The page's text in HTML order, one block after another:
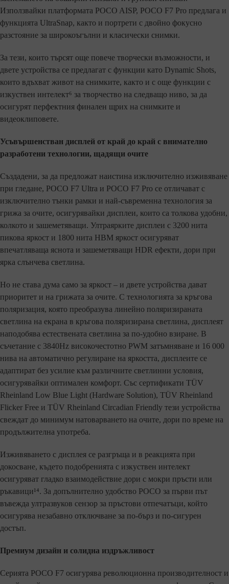
Използвайки платформата POCO AISP, POCO F7 Pro предлага и
функцията UltraSnap, както и портрети с двойно фокусно
разстояние за широкоъгълни и класически снимки.
За тези, които търсят още повече творчески възможности, и
двете устройства се предлагат с функции като Dynamic Shots,
които вдъхват живот на снимките, както и с още функции с
изкуствен интелект⁶ за творчество на следващо ниво, за да
осигурят перфектния финален щрих на снимките и
видеоклиповете.
Усъвършенстван дисплей от край до край с внимателно
разработени технологии, щадящи очите
Създадени, за да предложат наистина изключително изживяване
при гледане, POCO F7 Ultra и POCO F7 Pro се отличават с
изключително тънки рамки и най-съвременна технология за
грижа за очите, осигурявайки дисплеи, които са толкова удобни,
колкото и зашеметяващи. Ултраярките дисплеи с 3200 нита
пикова яркост и 1800 нита HBM яркост осигуряват
впечатляваща яснота и зашеметяващи HDR ефекти, дори при
ярка слънчева светлина.
Но не става дума само за яркост – и двете устройства дават
приоритет и на грижата за очите. С технологията за кръгова
поляризация, която преобразува линейно поляризираната
светлина на екрана в кръгова поляризирана светлина, дисплеят
наподобява естествената светлина за по-удобно взиране. В
съчетание с 3840Hz високочестотно PWM затъмняване и 16 000
нива на автоматично регулиране на яркостта, дисплеите се
адаптират без усилие към различните светлинни условия,
осигурявайки оптимален комфорт. Със сертификати TÜV
Rheinland Low Blue Light (Hardware Solution), TÜV Rheinland
Flicker Free и TÜV Rheinland Circadian Friendly тези устройства
свеждат до минимум натоварването на очите, дори по време на
продължителна употреба.
Изживяването с дисплея се разгръща и в реакцията при
докосване, където подобренията с изкуствен интелект
осигуряват гладко взаимодействие дори с мокри пръсти или
ръкавици¹⁴. За допълнително удобство POCO за първи път
въвежда ултразвуков сензор за пръстови отпечатъци, който
осигурява незабавно отключване за по-бърз и по-сигурен
достъп.
Премиум дизайн и солидна издръжливост
Серията POCO F7 осигурява революционна производителност и